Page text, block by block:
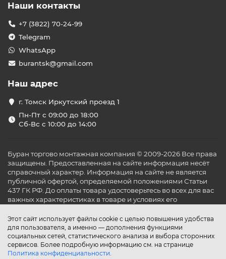
Этот сайт использует файлы cookie с целью повышения удобства
для пользователя, а именно — дополнения функциями
социальных сетей, статистического анализа и выбора сторонних
сервисов. Более подробную информацию см. на странице
Политика конфиденциальности.
Наши контакты
+7 (3822) 70-24-99
Telegram
WhatsApp
burantsk@gmail.com
Наш адрес
г. Томск Иркутский проезд 1
Пн-Пт с 09:00 до 18:00
Сб-Вс с 10:00 до 14:00
Буран торгово монтажная компания © 2009-2026 Все права
защищены. Предоставленная на сайте информация несёт
справочный характер. Информация на сайте не является
публичной офертой, определяемой положениями Статьи
437 ГК РФ. До оплаты товара удостоверьтесь во всех для вас
важных характеристиках в товаре и условиях его